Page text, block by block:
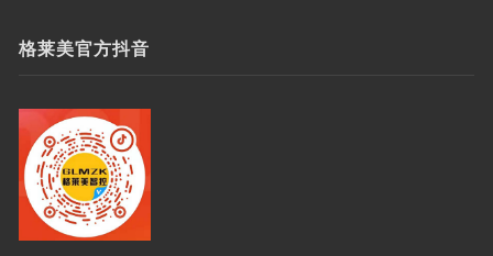
格莱美官方抖音